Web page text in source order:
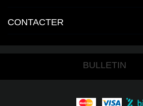
CONTACTER
BULLETIN